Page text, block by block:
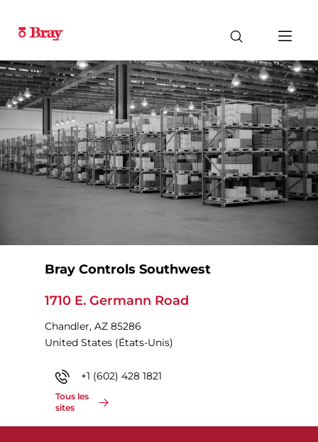
Bray Controls Southwest
1710 E. Germann Road
Chandler, AZ 85286
United States (États-Unis)
+1 (602) 428 1821
Tous les
sites